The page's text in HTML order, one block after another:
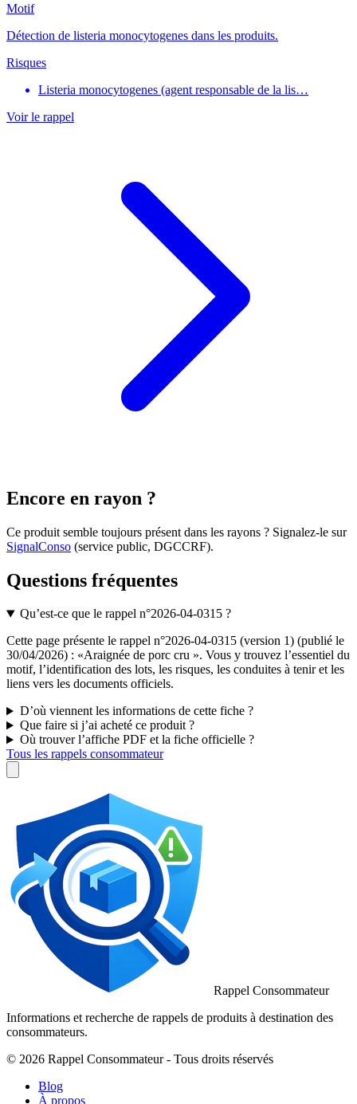
Motif
Détection de listeria monocytogenes dans les produits.
Risques
Listeria monocytogenes (agent responsable de la lis…
Voir le rappel
Encore en rayon ?
Ce produit semble toujours présent dans les rayons ? Signalez-le sur
SignalConso (service public, DGCCRF).
Questions fréquentes
Qu’est-ce que le rappel n°2026-04-0315 ?
Cette page présente le rappel n°2026-04-0315 (version 1) (publié le
30/04/2026) : «Araignée de porc cru ». Vous y trouvez l’essentiel du
motif, l’identification des lots, les risques, les conduites à tenir et les
liens vers les documents officiels.
D’où viennent les informations de cette fiche ?
Que faire si j’ai acheté ce produit ?
Où trouver l’affiche PDF et la fiche officielle ?
Tous les rappels consommateur
Rappel Consommateur
Informations et recherche de rappels de produits à destination des
consommateurs.
© 2026 Rappel Consommateur - Tous droits réservés
Blog
À propos